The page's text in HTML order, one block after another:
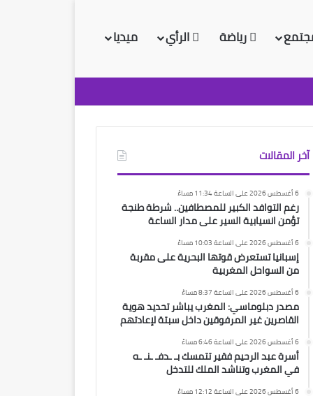
رياضة الرأي ميديا
آخر المقالات
6 أغسطس 2026 على الساعة 11:34 مساءً
رغم التوافد الكبير للمصطافين.. شرطة طنجة
تؤمن انسيابية السير على مدار الساعة
6 أغسطس 2026 على الساعة 10:03 مساءً
إسبانيا تستعرض قوتها البحرية على مقربة
من السواحل المغربية
6 أغسطس 2026 على الساعة 8:37 مساءً
مصدر دبلوماسي: المغرب يباشر تحديد هوية
القاصرين غير المرفوقين داخل سبتة لإعادتهم
6 أغسطس 2026 على الساعة 6:46 مساءً
أسرة عبد الرحيم فقير تتمسك بـ ـدفـ ـنـ ـه
في المغرب وتناشد الملك للتدخل
6 أغسطس 2026 على الساعة 12:12 مساءً